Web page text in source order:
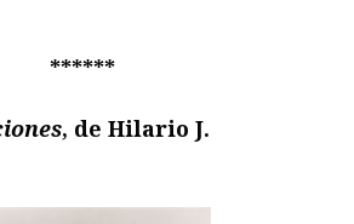
******
, de Hilario J.